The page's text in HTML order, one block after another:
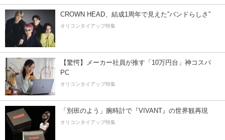
CROWN HEAD、結成1周年で見えた”バンドらしさ”
オリコンタイアップ特集
【驚愕】メーカー社員が推す「10万円台」神コスパ
PC
オリコンタイアップ特集
「別班のよう」腕時計で『VIVANT』の世界観再現
オリコンタイアップ特集